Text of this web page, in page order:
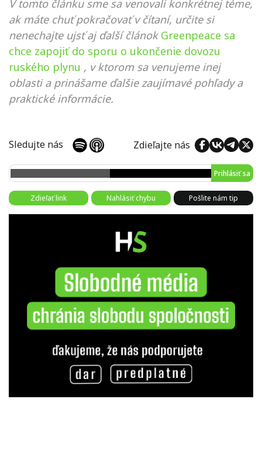
V tomto článku sme sa venovali konkrétnej téme,
ak máte chuť pokračovať v čítaní, určite si
nenechajte ujsť aj ďalší článok Greenpeace sa
chce zapojiť do sporu o ukončenie dovozu
ruského plynu , v ktorom sa venujeme inej
oblasti a prinášame ďalšie zaujímavé pohľady a
praktické informácie.
Sledujte nás Zdieľajte nás
Prihlásiť sa
Zdieľať link Nahlásiť chybu Pošlite nám tip